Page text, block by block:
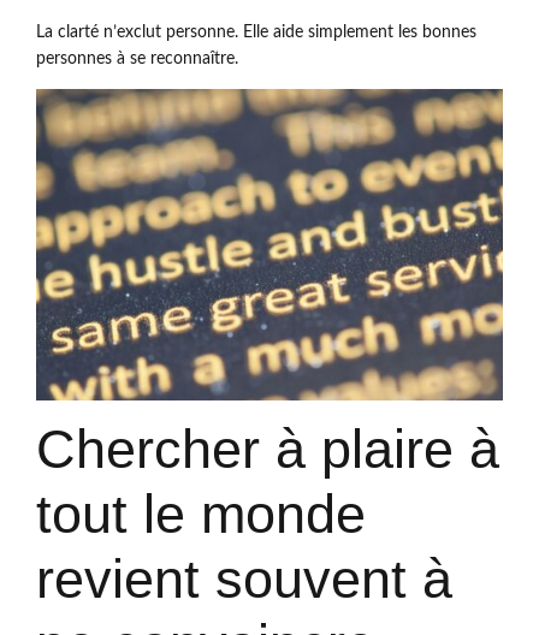
La clarté n’exclut personne. Elle aide simplement les bonnes
personnes à se reconnaître.
Chercher à plaire à
tout le monde
revient souvent à